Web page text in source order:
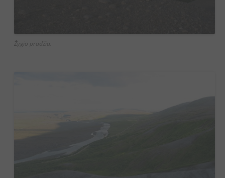
Žygio pradžia.